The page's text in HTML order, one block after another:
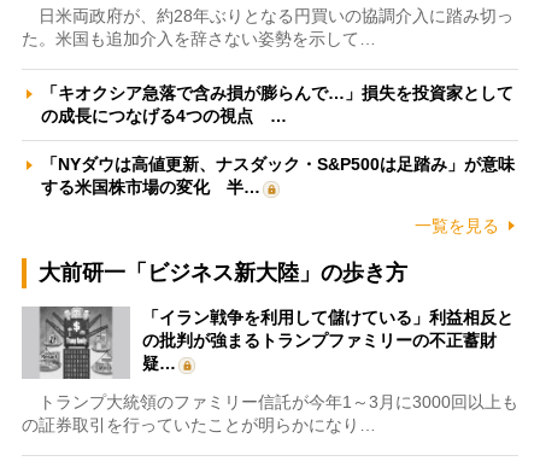
日米両政府が、約28年ぶりとなる円買いの協調介入に踏み切っ
た。米国も追加介入を辞さない姿勢を示して…
「キオクシア急落で含み損が膨らんで…」損失を投資家として
の成長につなげる4つの視点 …
「NYダウは高値更新、ナスダック・S&P500は足踏み」が意味
する米国株市場の変化 半…
一覧を見る
大前研一「ビジネス新大陸」の歩き方
「イラン戦争を利用して儲けている」利益相反と
の批判が強まるトランプファミリーの不正蓄財
疑…
トランプ大統領のファミリー信託が今年1～3月に3000回以上も
の証券取引を行っていたことが明らかになり…